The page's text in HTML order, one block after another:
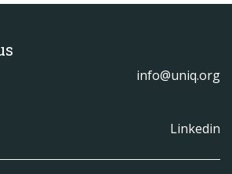
info@uniq.org
Linkedin